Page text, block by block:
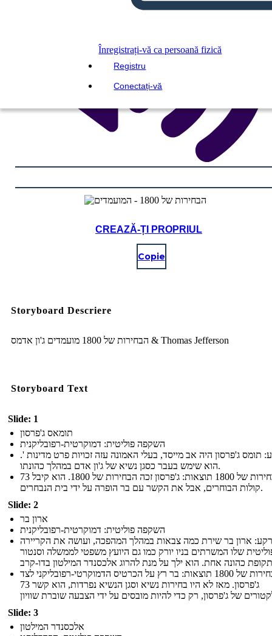
Înregistrați-vă ca persoană fizică
Registru
Conectați-vă
CREAZĂ-ȚI PROPRIUL
Copie
Storyboard Descriere
הבחירות של 1800 מועמדים ג'ון אדמס & Thomas Jefferson
Storyboard Text
Slide: 1
תומאס ג'פרסון
השקפה פוליטית: דמוקרטית-רפובליקנית
תומס ג'פרסון היה אב מייסד, בעלי האמונה עזה זכויות פרט מדינות '.
הוא שימש בעבר כסגן נשיא של ג'ון אדם במהלך כהונתו.
הבחירות של 1800 תוצאות: ג'פרסון זכה הבחירות של 1800. הוא קיבל 73
קולות הבוחרים, אבל את הקשר עם בר הופרה על ידי בית הנבחרים.
Slide: 2
ארון בר
השקפה פוליטית: דמוקרטית-רפובליקנית
רקע: ארון בר שירת כמה צבאות במהלך המהפכה, ועושה את הקריירה
שלו המשרתים בניו יורק כמו גם היועץ משפטי לממשלה וסנטור
הבחירות של 1800 תוצאות: בר רץ על הכרטיס הדמוקרטי-רפובליקני לצד
ג'פרסון. מאז לא היו בחירות נשיא וסגן הנשיא נפרדות, הוא קשר 73
Slide: 3
אלכסנדר המילטון